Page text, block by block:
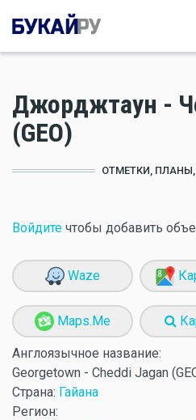
Джорджтаун -
(GEO)
ОТМЕТКИ,
Войдите чтобы добавить
Waze
Maps.Me
Англоязычное название:
Georgetown - Cheddi Jagan
Страна: Гайана
Регион: